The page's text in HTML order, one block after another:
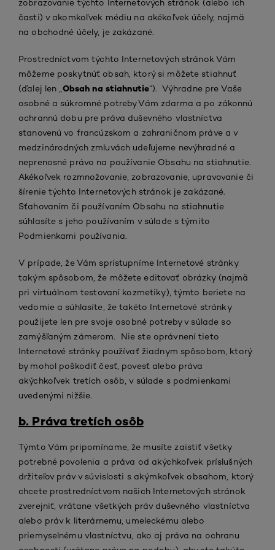
zobrazovanie týchto Internetových stránok (alebo ich
časti) v akomkoľvek médiu na akékoľvek účely, najmä
na obchodné účely, je zakázané.
Prostredníctvom týchto Internetových stránok Vám
môžeme poskytnúť obsah, ktorý si môžete stiahnuť
(ďalej len „ Obsah na stiahnutie“). Výhradne pre Vaše
osobné a súkromné potreby Vám zdarma a po zákonnú
ochrannú dobu pre práva duševného vlastníctva
stanovenú vo francúzskom a zahraničnom práve a v
medzinárodných zmluvách udeľujeme nevýhradné a
neprenosné právo na používanie Obsahu na stiahnutie.
Akékoľvek rozmnožovanie, zobrazovanie, upravovanie či
šírenie týchto Internetových stránok je zakázané.
Sťahovaním či používaním Obsahu na stiahnutie
súhlasíte s jeho používaním v súlade s týmito
Podmienkami používania.
V prípade, že Vám sprístupníme Internetové stránky
takým spôsobom, že môžete editovať obrázky (najmä
pri virtuálnom testovaní kozmetiky), týmto beriete na
vedomie a súhlasíte, že takéto Internetové stránky
použijete len pre svoje osobné potreby v súlade so
zamýšľaným zámerom. Nie ste oprávnení tieto
Internetové stránky používať žiadnym spôsobom, ktorý
by mohol poškodiť česť, povesť alebo práva
akýchkoľvek tretích osôb, v súlade s podmienkami
uvedenými nižšie.
b. Práva tretích osôb
Týmto Vám pripomíname, že musíte zaistiť všetky
potrebné povolenia a práva od akýchkoľvek príslušných
držiteľov práv v súvislosti s akýmkoľvek obsahom, ktorý
chcete prostredníctvom našich Internetových stránok
zverejniť, vrátane všetkých práv duševného vlastníctva
alebo práv k literárnemu, umeleckému alebo
priemyselnému vlastníctvu, ako aj práva na ochranu